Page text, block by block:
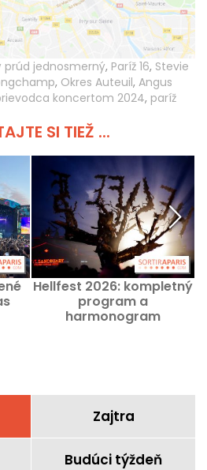
prúd jednosmerný, Paríž 16, Stevie
, Okres Auteuil, Angus
koncertom 2024, paríž
SI TIEŽ ...
Hellfest 2026: kompletný
program a
harmonogram
Zajtra
Budúci týždeň